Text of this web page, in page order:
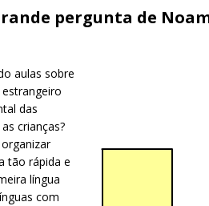
pergunta de
aulas sobre
das
crianças?
tão rápida e
língua
com